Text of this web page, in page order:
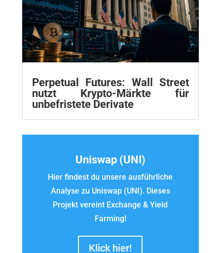
Perpetual Futures: Wall Street
nutzt Krypto-Märkte für
unbefristete Derivate
Uniswap (UNI)
Hier findest du unsere ausführliche
Analyse zu Uniswap (UNI). Dieses
Projekt vereint Exchange & Yield
Farming!
Klick hier!